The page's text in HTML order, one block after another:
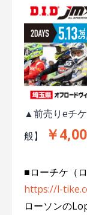
▲前売りeチ
般】
￥
■ローチケ（
https://l-
ローソンの